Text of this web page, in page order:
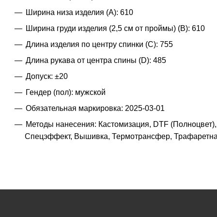
Ширина низа изделия (A): 610
Ширина груди изделия (2,5 см от проймы) (B): 610
Длина изделия по центру спинки (C): 755
Длина рукава от центра спины (D): 485
Допуск: ±20
Гендер (пол): мужской
Обязательная маркировка: 2025-03-01
Методы нанесения: Кастомизация, DTF
Спецэффект, Вышивка, Термотрансфер,